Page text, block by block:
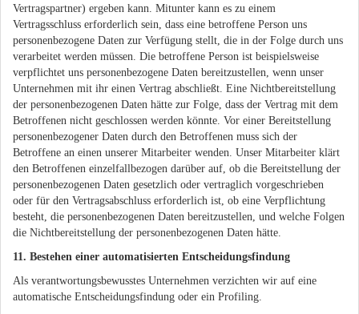
Vertragspartner) ergeben kann. Mitunter kann es zu einem
Vertragsschluss erforderlich sein, dass eine betroffene Person uns
personenbezogene Daten zur Verfügung stellt, die in der Folge durch uns
verarbeitet werden müssen. Die betroffene Person ist beispielsweise
verpflichtet uns personenbezogene Daten bereitzustellen, wenn unser
Unternehmen mit ihr einen Vertrag abschließt. Eine Nichtbereitstellung
der personenbezogenen Daten hätte zur Folge, dass der Vertrag mit dem
Betroffenen nicht geschlossen werden könnte. Vor einer Bereitstellung
personenbezogener Daten durch den Betroffenen muss sich der
Betroffene an einen unserer Mitarbeiter wenden. Unser Mitarbeiter klärt
den Betroffenen einzelfallbezogen darüber auf, ob die Bereitstellung der
personenbezogenen Daten gesetzlich oder vertraglich vorgeschrieben
oder für den Vertragsabschluss erforderlich ist, ob eine Verpflichtung
besteht, die personenbezogenen Daten bereitzustellen, und welche Folgen
die Nichtbereitstellung der personenbezogenen Daten hätte.
11. Bestehen einer automatisierten Entscheidungsfindung
Als verantwortungsbewusstes Unternehmen verzichten wir auf eine
automatische Entscheidungsfindung oder ein Profiling.